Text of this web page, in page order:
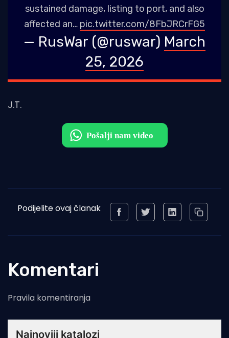
sustained damage, listing to port, and also
affected an… pic.twitter.com/8FbJRCrFG5
— RusWar (@ruswar) March
25, 2026
J.T.
Podijelite ovaj članak
Komentari
Pravila komentiranja